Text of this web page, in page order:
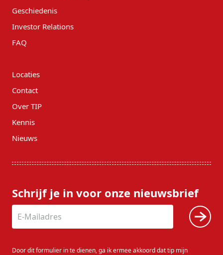
Geschiedenis
Investor Relations
FAQ
Locaties
Contact
Over TIP
Kennis
Nieuws
Schrijf je in voor onze nieuwsbrief
Door dit formulier in te dienen, ga ik ermee akkoord dat tip mijn